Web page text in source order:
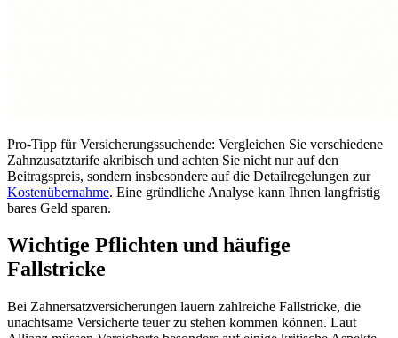
Pro-Tipp für Versicherungssuchende: Vergleichen Sie verschiedene
Zahnzusatztarife akribisch und achten Sie nicht nur auf den
Beitragspreis, sondern insbesondere auf die Detailregelungen zur
Kostenübernahme. Eine gründliche Analyse kann Ihnen langfristig
bares Geld sparen.
Wichtige Pflichten und häufige
Fallstricke
Bei Zahnersatzversicherungen lauern zahlreiche Fallstricke, die
unachtsame Versicherte teuer zu stehen kommen können. Laut